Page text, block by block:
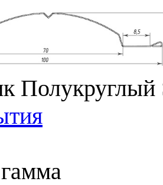
Полукруглый